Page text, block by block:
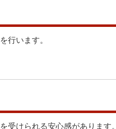
行います。
受けられる安心感があります。